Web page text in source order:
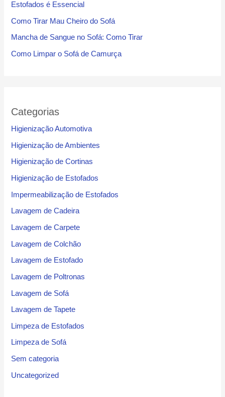
Estofados é Essencial
Como Tirar Mau Cheiro do Sofá
Mancha de Sangue no Sofá: Como Tirar
Como Limpar o Sofá de Camurça
Categorias
Higienização Automotiva
Higienização de Ambientes
Higienização de Cortinas
Higienização de Estofados
Impermeabilização de Estofados
Lavagem de Cadeira
Lavagem de Carpete
Lavagem de Colchão
Lavagem de Estofado
Lavagem de Poltronas
Lavagem de Sofá
Lavagem de Tapete
Limpeza de Estofados
Limpeza de Sofá
Sem categoria
Uncategorized